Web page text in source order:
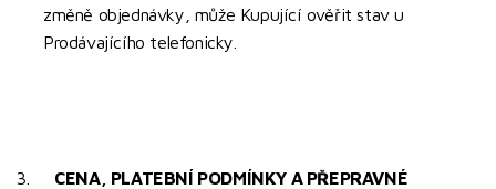
změně objednávky, může Kupující ověřit stav u
Prodávajícího telefonicky.
3. CENA, PLATEBNÍ PODMÍNKY A PŘEPRAVNÉ